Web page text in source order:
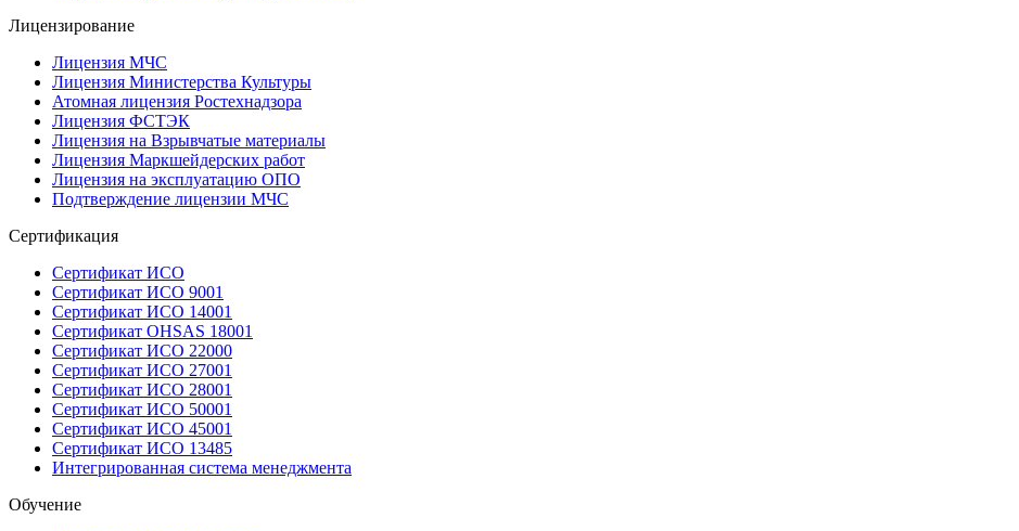
Лицензирование
Лицензия МЧС
Лицензия Министерства Культуры
Атомная лицензия Ростехнадзора
Лицензия ФСТЭК
Лицензия на Взрывчатые материалы
Лицензия Маркшейдерских работ
Лицензия на эксплуатацию ОПО
Подтверждение лицензии МЧС
Сертификация
Сертификат ИСО
Сертификат ИСО 9001
Сертификат ИСО 14001
Сертификат OHSAS 18001
Сертификат ИСО 22000
Сертификат ИСО 27001
Сертификат ИСО 28001
Сертификат ИСО 50001
Сертификат ИСО 45001
Сертификат ИСО 13485
Интегрированная система менеджмента
Обучение